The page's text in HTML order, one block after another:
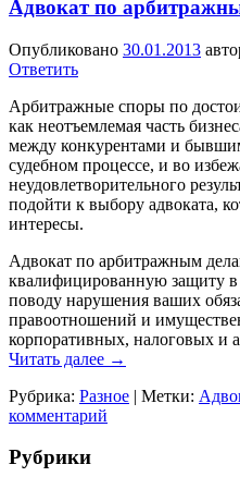
Адвокат по
Опубликовано 30.01.2013
Ответить
Арбитражные споры по
как неотъемлемая часть
между конкурентами и
судебном процессе, и во
неудовлетворительного
подойти к выбору адвоката,
интересы.
Адвокат по арбитражным
квалифицированную защиту
поводу нарушения ваших
правоотношений и
корпоративных, налоговых и
Читать далее →
Рубрика: Разное | Метки:
комментарий
Рубрики